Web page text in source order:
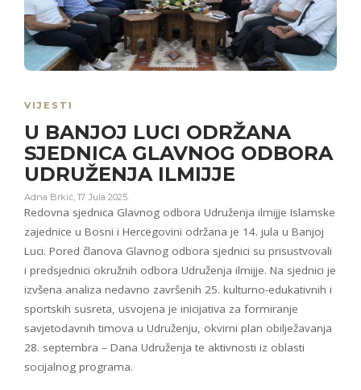
VIJESTI
U BANJOJ LUCI ODRŽANA
SJEDNICA GLAVNOG ODBORA
UDRUŽENJA ILMIJJE
Adna Brkić, 17. Jula 2025.
Redovna sjednica Glavnog odbora Udruženja ilmijje Islamske
zajednice u Bosni i Hercegovini održana je 14. jula u Banjoj
Luci. Pored članova Glavnog odbora sjednici su prisustvovali
i predsjednici okružnih odbora Udruženja ilmijje. Na sjednici je
izvšena analiza nedavno završenih 25. kulturno-edukativnih i
sportskih susreta, usvojena je inicijativa za formiranje
savjetodavnih timova u Udruženju, okvirni plan obilježavanja
28. septembra – Dana Udruženja te aktivnosti iz oblasti
socijalnog programa.